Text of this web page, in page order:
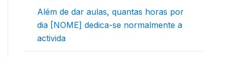
Além de dar aulas, quantas horas por
dia [NOME] dedica-se normalmente a
activida